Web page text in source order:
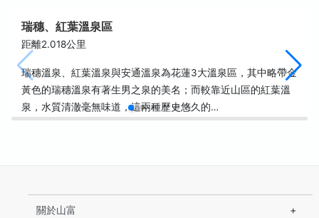
瑞穗、紅葉溫泉區
距離2.018公里
瑞穗溫泉、紅葉溫泉與安通溫泉為花蓮3大溫泉區，其中略帶金
黃色的瑞穗溫泉有著生男之泉的美名；而較靠近山區的紅葉溫
泉，水質清澈毫無味道，這兩種歷史悠久的…
關於山富